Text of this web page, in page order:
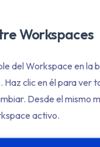
Workspaces
del Workspace en la
clic en él para ver
Desde el mismo
activo.